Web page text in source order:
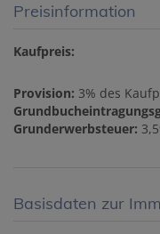
Preisinformation
Kaufpreis:
Provision: 3% des
Grunderwerbsteuer:
Basisdaten zur